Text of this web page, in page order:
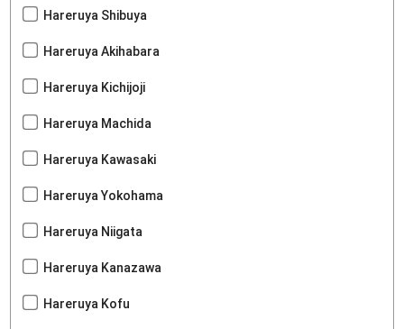
Hareruya Shibuya
Hareruya Akihabara
Hareruya Kichijoji
Hareruya Machida
Hareruya Kawasaki
Hareruya Yokohama
Hareruya Niigata
Hareruya Kanazawa
Hareruya Kofu